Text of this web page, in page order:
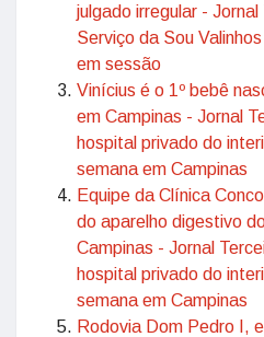
julgado irregular -
Serviço da Sou
em sessão
Vinícius é o 1º bebê
em Campinas - Jornal
hospital privado do
semana em Campinas
Equipe da Clínica
do aparelho digestivo
Campinas - Jornal
hospital privado do
semana em Campinas
Rodovia Dom Pedro I,